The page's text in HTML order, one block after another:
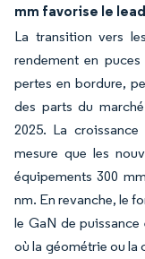
mm favorise le
La transition vers
rendement en
pertes en bordure,
des parts du
2025. La
mesure que les
équipements 300
nm. En revanche, le
le GaN de
où la géométrie ou la